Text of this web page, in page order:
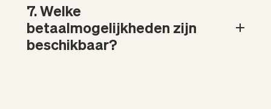
7. Welke
betaalmogelijkheden zijn
beschikbaar?